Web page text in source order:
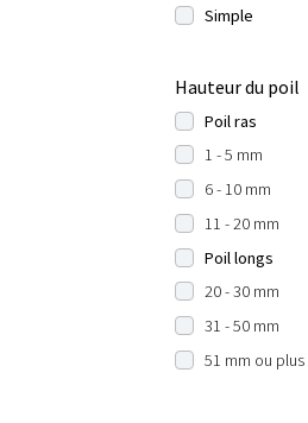
Simple
Hauteur du poil
Poil ras
1 - 5 mm
6 - 10 mm
11 - 20 mm
Poil longs
20 - 30 mm
31 - 50 mm
51 mm ou plus